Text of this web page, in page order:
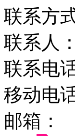
联系方
联系人
联系电
移动电
邮箱：